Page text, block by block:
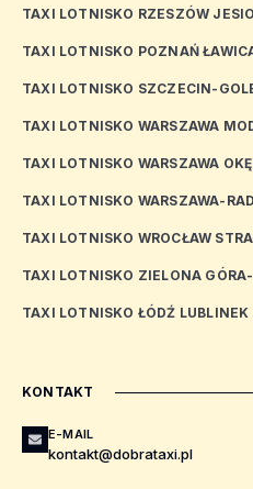
TAXI LOTNISKO RZESZÓW
TAXI LOTNISKO POZNAŃ
TAXI LOTNISKO SZCZECIN-
TAXI LOTNISKO WARSZAWA
TAXI LOTNISKO WARSZAWA
TAXI LOTNISKO WARSZAWA-
TAXI LOTNISKO WROCŁAW
TAXI LOTNISKO ZIELONA
TAXI LOTNISKO ŁÓDŹ LUBLINEK
KONTAKT
E-MAIL
kontakt@dobrataxi.pl